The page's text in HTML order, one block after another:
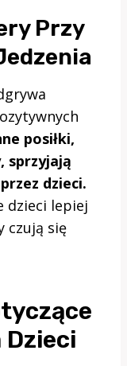
Przy
posiłki,
sprzyjają
dzieci.
dzieci lepiej
czują się